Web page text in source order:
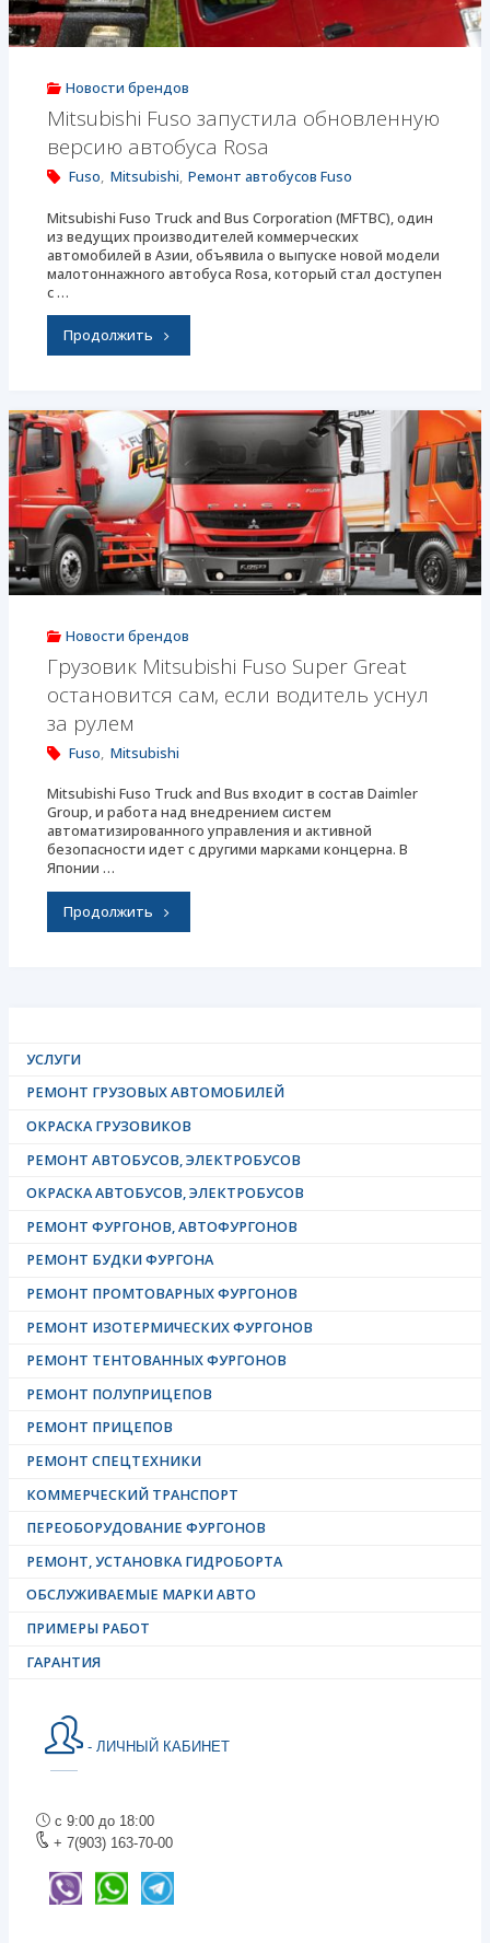
выпускать
и
электрические
Новости брендов
Mitsubishi Fuso запустила обновленную
версию автобуса Rosa
Fuso, Mitsubishi, Ремонт автобусов Fuso
Mitsubishi Fuso Truck and Bus Corporation (MFTBC), один
из ведущих производителей коммерческих
автомобилей в Азии, объявила о выпуске новой модели
малотоннажного автобуса Rosa, который стал доступен
с …
Продолжить"Mitsubishi
запустила
обновленную
версию
автобуса
Rosa"
Новости брендов
Грузовик Mitsubishi Fuso Super Great
остановится сам, если водитель уснул
за рулем
Fuso, Mitsubishi
Mitsubishi Fuso Truck and Bus входит в состав Daimler
Group, и работа над внедрением систем
автоматизированного управления и активной
безопасности идет с другими марками концерна. В
Японии …
Продолжить"Грузовик
сам,
если
водитель
рулем"
УСЛУГИ
РЕМОНТ ГРУЗОВЫХ АВТОМОБИЛЕЙ
ОКРАСКА ГРУЗОВИКОВ
РЕМОНТ АВТОБУСОВ, ЭЛЕКТРОБУСОВ
ОКРАСКА АВТОБУСОВ, ЭЛЕКТРОБУСОВ
РЕМОНТ ФУРГОНОВ, АВТОФУРГОНОВ
РЕМОНТ БУДКИ ФУРГОНА
РЕМОНТ ПРОМТОВАРНЫХ ФУРГОНОВ
РЕМОНТ ИЗОТЕРМИЧЕСКИХ ФУРГОНОВ
РЕМОНТ ТЕНТОВАННЫХ ФУРГОНОВ
РЕМОНТ ПОЛУПРИЦЕПОВ
РЕМОНТ ПРИЦЕПОВ
РЕМОНТ СПЕЦТЕХНИКИ
КОММЕРЧЕСКИЙ ТРАНСПОРТ
ПЕРЕОБОРУДОВАНИЕ ФУРГОНОВ
РЕМОНТ, УСТАНОВКА ГИДРОБОРТА
ОБСЛУЖИВАЕМЫЕ МАРКИ АВТО
ПРИМЕРЫ РАБОТ
ГАРАНТИЯ
- ЛИЧНЫЙ КАБИНЕТ
с 9:00 до 18:00
+ 7(903) 163-70-00